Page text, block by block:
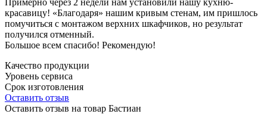
красавицу! «Благодаря» нашим кривым стенам, им пришлось
помучиться с монтажом верхних шкафчиков, но результат
получился отменный.
Большое всем спасибо! Рекомендую!
Качество продукции
Уровень сервиса
Срок изготовления
Оставить отзыв
Оставить отзыв на товар Бастиан